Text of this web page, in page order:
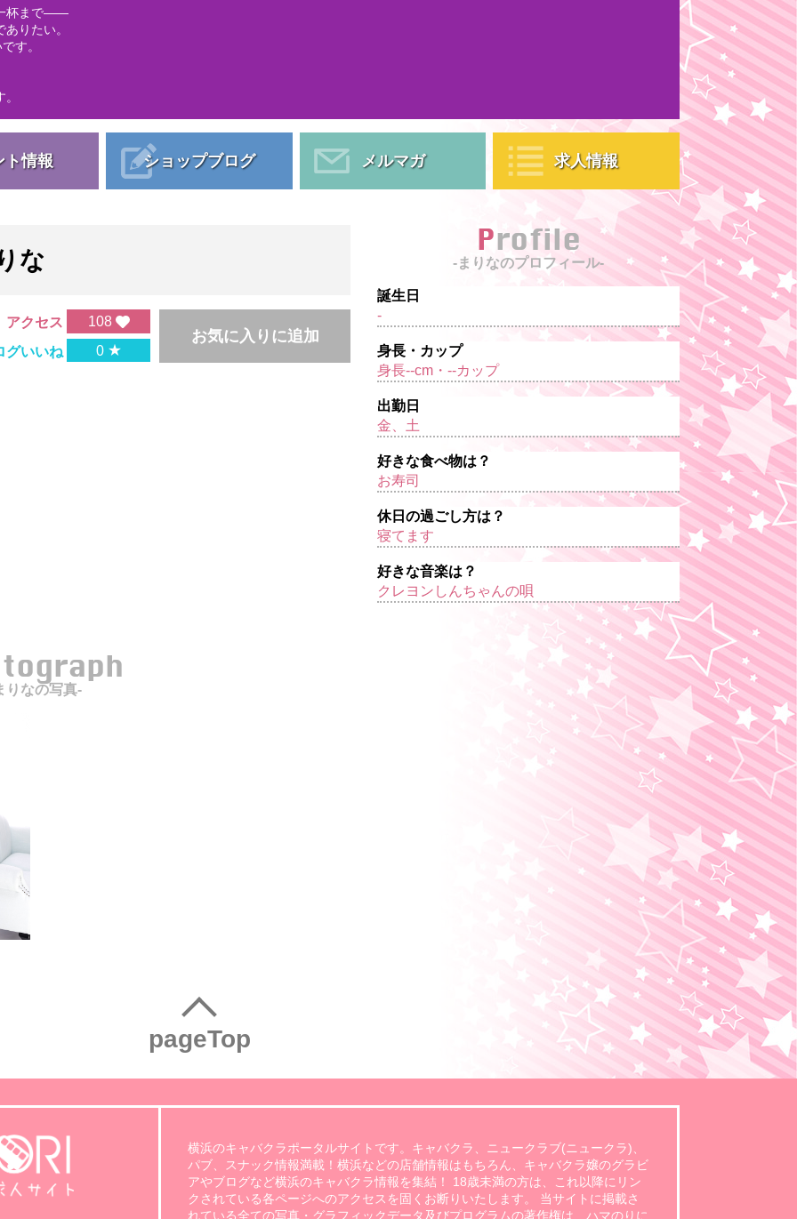
杯まで――
りたい。
す。
ト情報 ショップブログ メルマガ 求人情報
な
アクセス 108
グいいね 0 ★
お気に入りに追加
りなの写真-
Profile
-まりなのプロフィール-
誕生日
-
身長・カップ
身長--cm・--カップ
出勤日
金、土
好きな食べ物は？
お寿司
休日の過ごし方は？
寝てます
好きな音楽は？
クレヨンしんちゃんの唄
pageTop
横浜のキャバクラポータルサイトです。キャバクラ、ニュークラブ(ニュークラ)、
パブ、スナック情報満載！横浜などの店舗情報はもちろん、キャバクラ嬢のグラビ
アやブログなど横浜のキャバクラ情報を集結！ 18歳未満の方は、これ以降にリン
クされている各ページへのアクセスを固くお断りいたします。 当サイトに掲載さ
れている全ての写真・グラフィックデータ及びプログラムの著作権は、ハマのりに